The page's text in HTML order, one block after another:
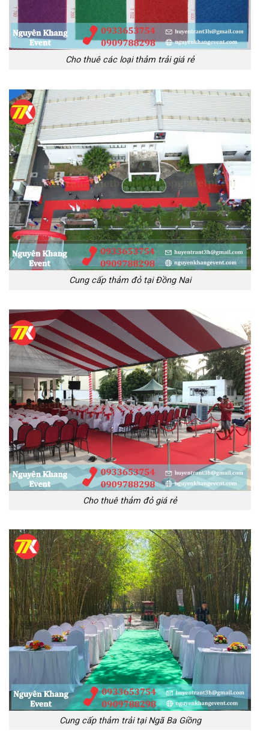
Cho thuê các loại thảm trải giá rẻ
Cung cấp thảm đỏ tại Đồng Nai
Cho thuê thảm đỏ giá rẻ
Cung cấp thảm trải tại Ngã Ba Giồng